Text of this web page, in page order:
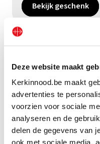
Deze website maakt
Kerkinnood.be maakt
advertenties te
voorzien voor sociale
analyseren en de
delen de gegevens van
Bekijk geschenk